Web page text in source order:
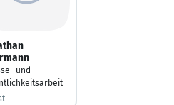
und